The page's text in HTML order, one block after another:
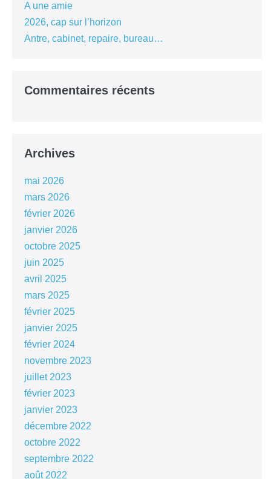
A une amie
2026, cap sur l’horizon
Antre, cabinet, repaire, bureau…
Commentaires récents
Archives
mai 2026
mars 2026
février 2026
janvier 2026
octobre 2025
juin 2025
avril 2025
mars 2025
février 2025
janvier 2025
février 2024
novembre 2023
juillet 2023
février 2023
janvier 2023
décembre 2022
octobre 2022
septembre 2022
août 2022